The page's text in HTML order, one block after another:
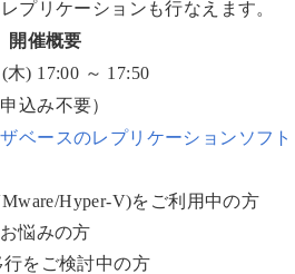
プリケーションも行なえます。
開催概要
木) 17:00 ～ 17:50
込み不要）
ベースのレプリケーションソフト
Hyper-V)をご利用中の方
悩みの方
行をご検討中の方